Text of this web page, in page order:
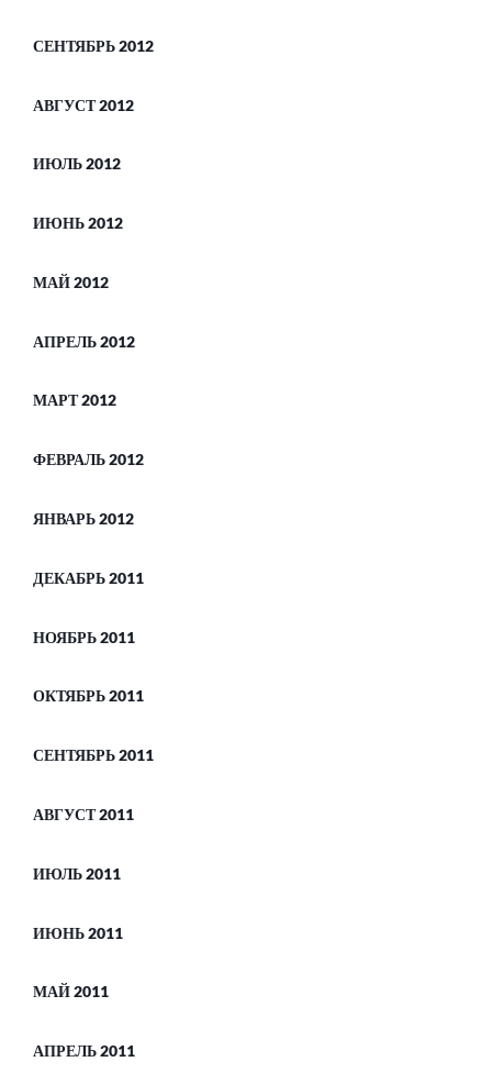
СЕНТЯБРЬ 2012
АВГУСТ 2012
ИЮЛЬ 2012
ИЮНЬ 2012
МАЙ 2012
АПРЕЛЬ 2012
МАРТ 2012
ФЕВРАЛЬ 2012
ЯНВАРЬ 2012
ДЕКАБРЬ 2011
НОЯБРЬ 2011
ОКТЯБРЬ 2011
СЕНТЯБРЬ 2011
АВГУСТ 2011
ИЮЛЬ 2011
ИЮНЬ 2011
МАЙ 2011
АПРЕЛЬ 2011